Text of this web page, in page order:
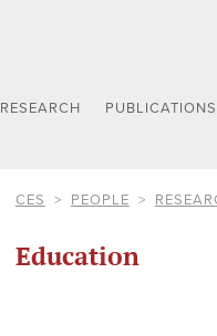
RESEARCH PUBLICATIONS
CES PEOPLE
Education